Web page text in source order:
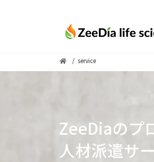
へ
ョ
service
ZeeDiaのプ
人材派遣サ